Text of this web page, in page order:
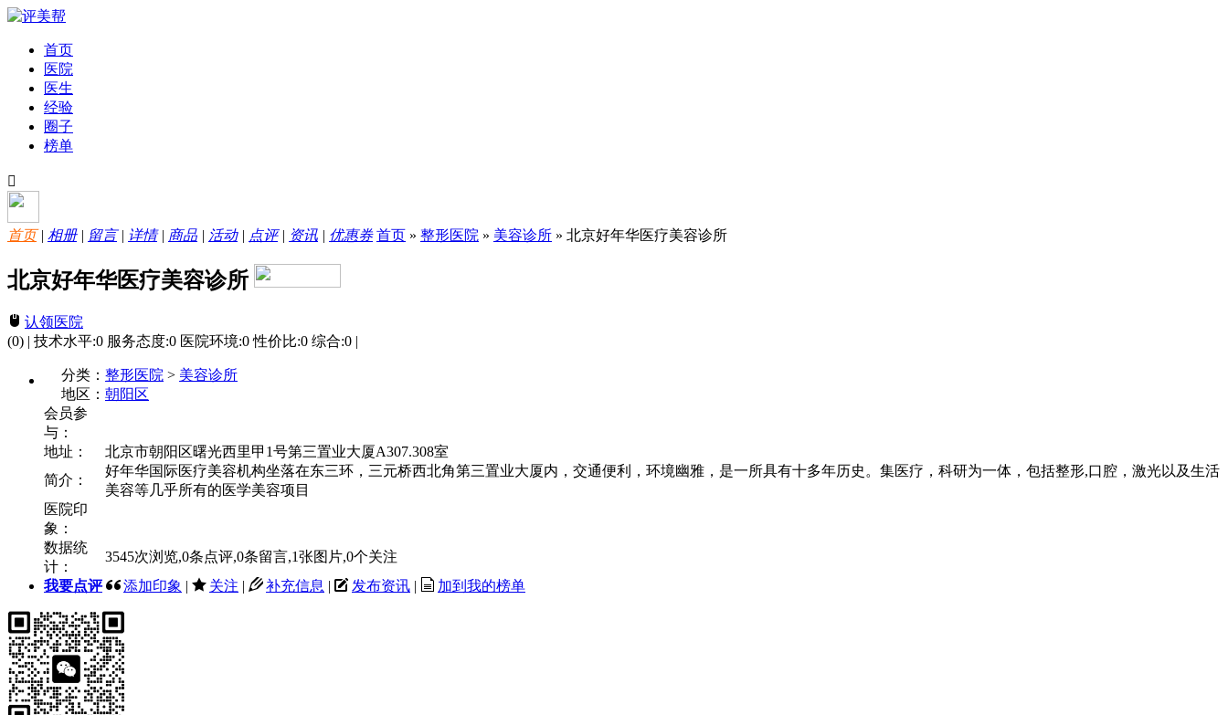
首页
医院
医生
经验
圈子
榜单
首页 | 相册 | 留言 | 详情 | 商品 | 活动 | 点评 | 资讯 | 优惠券 首页 » 整形医院 » 美容诊所 » 北京好年华医疗美容诊所
北京好年华医疗美容诊所
认领医院
(0) | 技术水平:0 服务态度:0 医院环境:0性价比:0 综合:0 |
分类： 整形医院 > 美容诊所
地区： 朝阳区
会员参
与：
地址：
北京市朝阳区曙光西里甲1号第三置业大厦A307.308室
简介：
好年华国际医疗美容机构坐落在东三环，三元桥西北角第三置业大厦内，交通便利，环境幽雅，是一所具有十多年历史。集医疗，科研为一体，包括整形,口腔，激光以及生活
美容等几乎所有的医学美容项目
医院印
象：
数据统
计：
3545次浏览,0条点评,0条留言,1张图片,0个关注
我要点评
添加印象 | 关注 | 补充信息 | 发布资讯 | 加到我的榜单